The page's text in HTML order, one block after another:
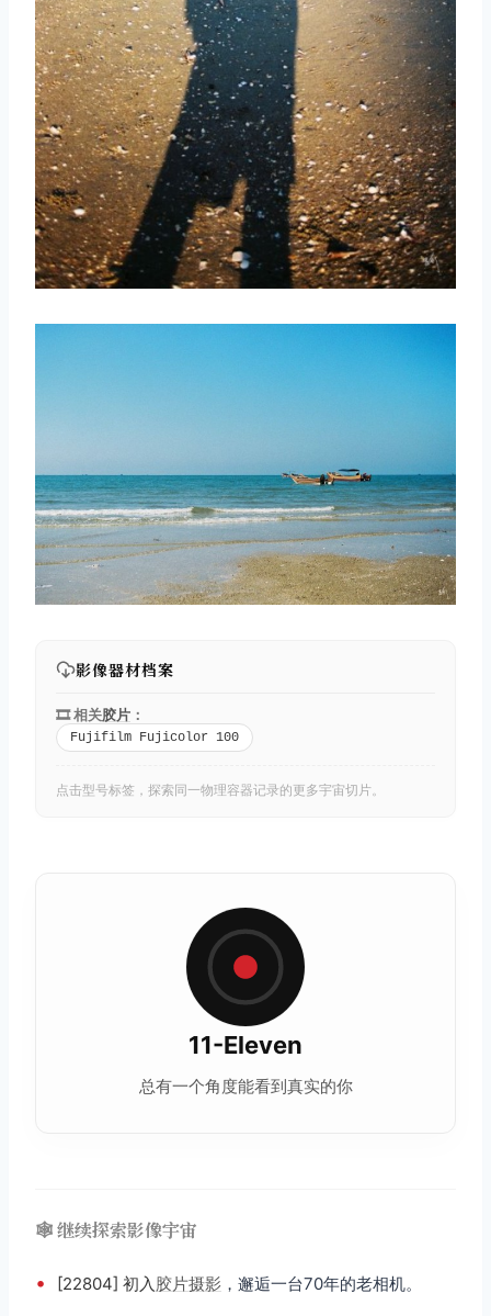
影像器材档案
🎞️ 相关胶片 ：
Fujifilm Fujicolor 100
点击型号标签，探索同一物理容器记录的更多宇宙切片。
11-Eleven
总有一个角度能看到真实的你
🕸️ 继续探索影像宇宙
• [22804] 初入 胶片摄影 ，邂逅一台70年的老相机。
取消 搜索